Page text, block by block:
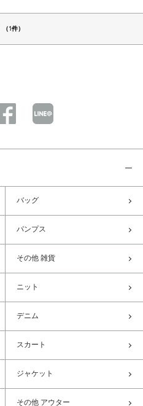
（1件）
バッグ
パンプス
その他 雑貨
ニット
デニム
スカート
ジャケット
その他 アウター